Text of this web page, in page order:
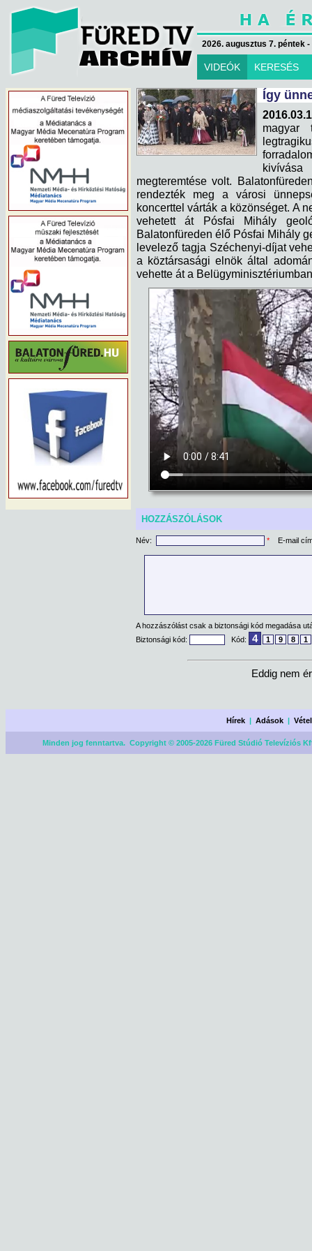
2026. augusztus 7. péntek
VIDEÓK KERESÉS
Így
magyar
megteremtése volt.
rendezték meg a városi
koncerttel várták a közönséget. A
vehetett át Pósfai Mihály
Balatonfüreden élő Pósfai Mihály
levelező tagja Széchenyi-díjat
a köztársasági elnök által
vehette át a
HOZZÁSZÓLÁSOK
Név: * E-mail
A hozzászólást csak a biztonsági kód megadása
Biztonsági kód:
Kód: 4 1 9 8 1
Eddig nem
Hírek |Adások |
Minden jog fenntartva. Copyright © 2005-2026 Füred Stúdió Televíziós